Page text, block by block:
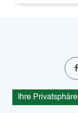
Ihre Privatsphäre